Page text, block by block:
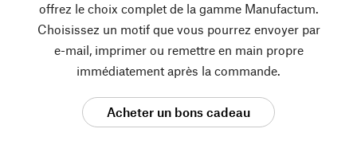
offrez le choix complet de la gamme Manufactum.
Choisissez un motif que vous pourrez envoyer par
e-mail, imprimer ou remettre en main propre
immédiatement après la commande.
Acheter un bons cadeau